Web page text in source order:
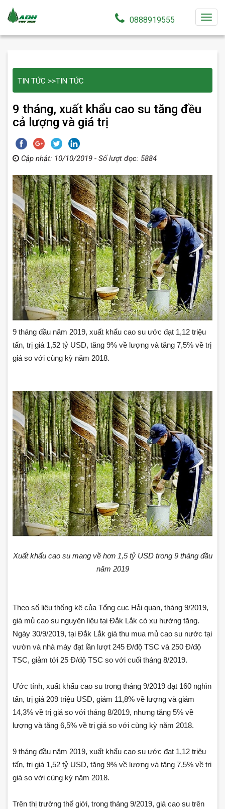
T
l
n
i
o
n
0888919555
TIN TỨC >>TIN TỨC
9 tháng, xuất khẩu cao su tăng đều
cả lượng và giá trị
Cập nhật: 10/10/2019 - Số lượt đọc: 5884
9 tháng đầu năm 2019, xuất khẩu cao su ước đạt 1,12 triệu
tấn, trị giá 1,52 tỷ USD, tăng 9% về lượng và tăng 7,5% về trị
giá so với cùng kỳ năm 2018.
Xuất khẩu cao su mang về hơn 1,5 tỷ USD trong 9 tháng đầu
năm 2019
Theo số liệu thống kê của Tổng cục Hải quan, tháng 9/2019,
giá mủ cao su nguyên liệu tại Đắk Lắk có xu hướng tăng.
Ngày 30/9/2019, tại Đắk Lắk giá thu mua mủ cao su nước tại
vườn và nhà máy đạt lần lượt 245 Đ/độ TSC và 250 Đ/độ
TSC, giảm tới 25 Đ/độ TSC so với cuối tháng 8/2019.
Ước tính, xuất khẩu cao su trong tháng 9/2019 đạt 160 nghìn
tấn, trị giá 209 triệu USD, giảm 11,8% về lượng và giảm
14,3% về trị giá so với tháng 8/2019, nhưng tăng 5% về
lượng và tăng 6,5% về trị giá so với cùng kỳ năm 2018.
9 tháng đầu năm 2019, xuất khẩu cao su ước đạt 1,12 triệu
tấn, trị giá 1,52 tỷ USD, tăng 9% về lượng và tăng 7,5% về trị
giá so với cùng kỳ năm 2018.
Trên thị trường thế giới, trong tháng 9/2019, giá cao su trên